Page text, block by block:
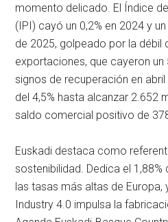
momento delicado. El Índice
(IPI) cayó un 0,2% en 2024 y
de 2025, golpeado por la débil
exportaciones, que cayeron un
signos de recuperación en
del 4,5% hasta alcanzar 2.652
saldo comercial positivo de
Euskadi destaca como
sostenibilidad. Dedica el 1,88%
las tasas más altas de Europa,
Industry 4.0 impulsa la